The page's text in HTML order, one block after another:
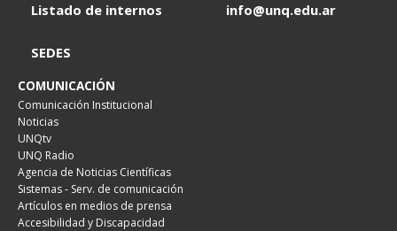
Listado de internos
info@unq.edu.ar
SEDES
COMUNICACIÓN
Comunicación Institucional
Noticias
UNQtv
UNQ Radio
Agencia de Noticias Científicas
Sistemas - Serv. de comunicación
Artículos en medios de prensa
Accesibilidad y Discapacidad